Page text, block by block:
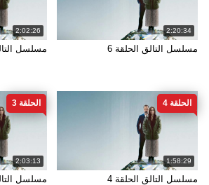
2:20:34
مسلسل التالق الحلقة 6
2:02:26
مسلسل
1:58:29
الحلقة 4
مسلسل التالق الحلقة 4
2:03:13
الحلقة 3
مسلسل